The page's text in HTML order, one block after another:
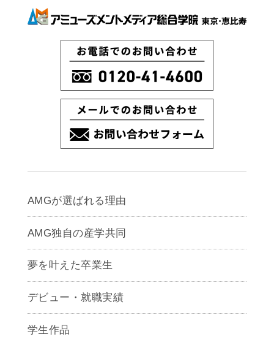
AMGが選ばれる理由
AMG独自の産学共同
夢を叶えた卒業生
デビュー・就職実績
学生作品